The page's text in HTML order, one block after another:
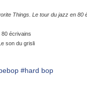
Things. Le tour du jazz en 80
80 écrivains
son du grisli
#hard bop